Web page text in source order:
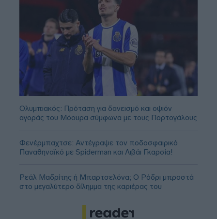
Ολυμπιακός: Πρόταση για δανεισμό και οψιόν
αγοράς του Μόουρα σύμφωνα με τους Πορτογάλους
Φενέρμπαχτσε: Αντέγραψε τον ποδοσφαιρικό
Παναθηναϊκό με Spiderman και Λιβάι Γκαρσία!
Ρεάλ Μαδρίτης ή Μπαρτσελόνα; Ο Ρόδρι μπροστά
στο μεγαλύτερο δίλημμα της καριέρας του